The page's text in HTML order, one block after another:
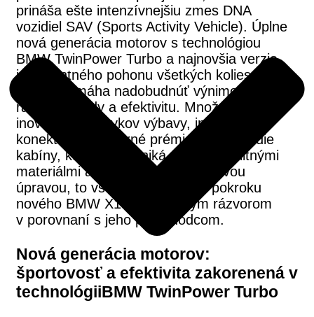
prináša ešte intenzívnejšiu zmes DNA
vozidiel SAV (Sports Activity Vehicle). Úplne
nová generácia motorov s technológiou
BMW TwinPower Turbo a najnovšia verzia
inteligentného pohonu všetkých kolies BMW
xDrive pomáha nadobudnúť výnimočnú
radosť z jazdy a efektivitu. Množstvo
inovatívnych prvkov výbavy, inteligentná
konektivita, moderné prémiové prostredie
kabíny, ktoré tiež vyniká vysoko kvalitnými
materiálmi a vynikajúcou povrchovou
úpravou, to všetko je dôkazom pokroku
nového BMW X1 s predĺženým rázvorom
v porovnaní s jeho predchodcom.
Nová generácia motorov:
športovosť a efektivita zakorenená v
technológiiBMW TwinPower Turbo